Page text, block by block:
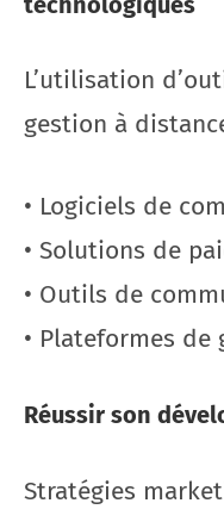
L’utilisation
gestion à
• Logiciels de
• Solutions de
• Outils de
• Plateformes
Réussir son
Stratégies